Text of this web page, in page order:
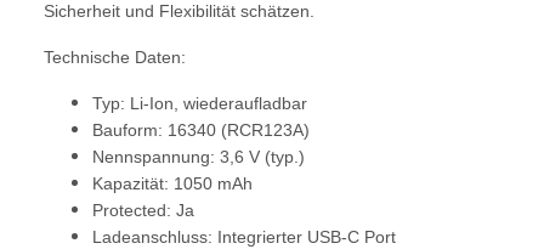
Sicherheit und Flexibilität schätzen.
Technische Daten:
Typ: Li‑Ion, wiederaufladbar
Bauform: 16340 (RCR123A)
Nennspannung: 3,6 V (typ.)
Kapazität: 1050 mAh
Protected: Ja
Ladeanschluss: Integrierter USB‑C Port